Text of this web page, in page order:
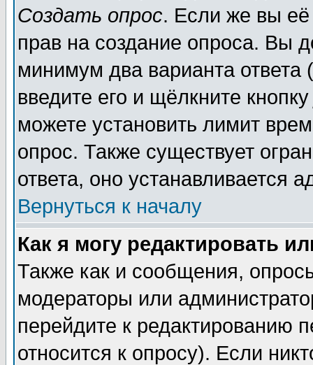
Создать опрос. Если же вы её
прав на создание опроса. Вы
минимум два варианта ответа
введите его и щёлкните
можете установить лимит
опрос. Также существует
ответа, оно устанавливается
Вернуться к началу
Как я могу редактировать
Также как и сообщения,
модераторы или
перейдите к редактированию
относится к опросу). Если